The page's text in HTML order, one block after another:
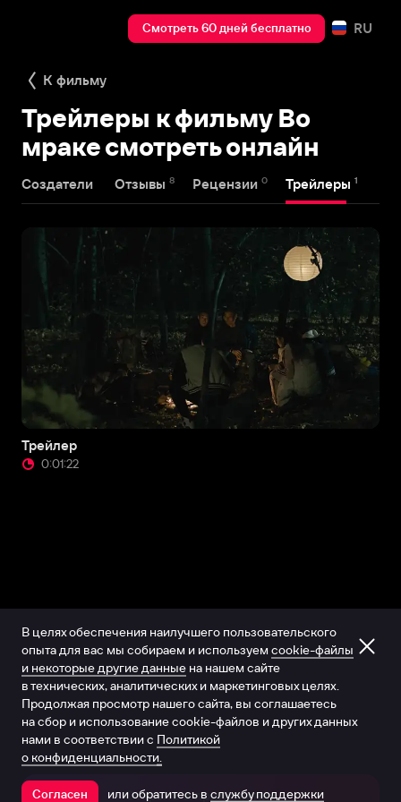
Смотреть 60 дней бесплатно RU
К фильму
Трейлеры к фильму Во
мраке смотреть онлайн
Создатели Отзывы 8 Рецензии 0 Трейлеры 1
Трейлер
0:01:22
Открыть в приложении
В целях обеспечения наилучшего пользовательского
опыта для вас мы собираем и используем cookie-файлы
и некоторые другие данные на нашем сайте
в технических, аналитических и маркетинговых целях.
Продолжая просмотр нашего сайта, вы соглашаетесь
на сбор и использование cookie-файлов и других данных
нами в соответствии с Политикой
о конфиденциальности.
Согласен или обратитесь в службу поддержки